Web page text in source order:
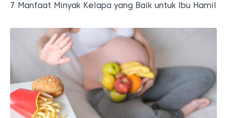
7 Manfaat Minyak Kelapa yang Baik untuk Ibu Hamil